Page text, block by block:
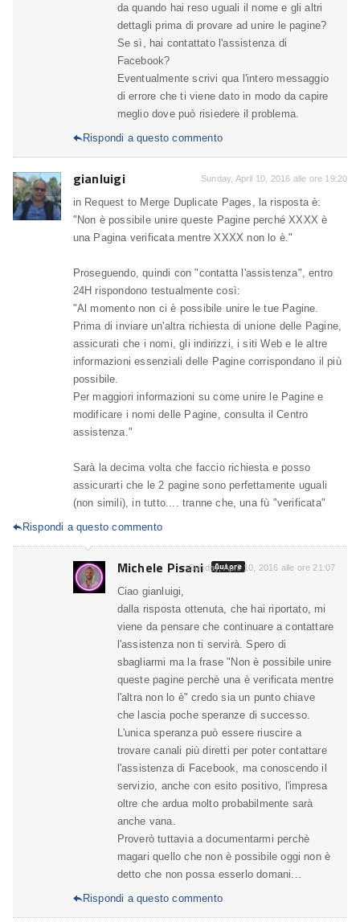
da quando hai reso uguali il nome e gli altri
dettagli prima di provare ad unire le pagine?
Se sì, hai contattato l'assistenza di
Facebook?
Eventualmente scrivi qua l'intero messaggio
di errore che ti viene dato in modo da capire
meglio dove può risiedere il problema.
Rispondi a questo commento
gianluigi Sunday, April 10, 2016 alle ore 19:20
in Request to Merge Duplicate Pages, la risposta è:
"Non è possibile unire queste Pagine perché XXXX è
una Pagina verificata mentre XXXX non lo è."
Proseguendo, quindi con "contatta l'assistenza", entro
24H rispondono testualmente così:
"Al momento non ci è possibile unire le tue Pagine.
Prima di inviare un'altra richiesta di unione delle Pagine,
assicurati che i nomi, gli indirizzi, i siti Web e le altre
informazioni essenziali delle Pagine corrispondano il più
possibile.
Per maggiori informazioni su come unire le Pagine e
modificare i nomi delle Pagine, consulta il Centro
assistenza."
Sarà la decima volta che faccio richiesta e posso
assicurarti che le 2 pagine sono perfettamente uguali
(non simili), in tutto.... tranne che, una fù "verificata"
Rispondi a questo commento
Michele Pisani Autore
Sunday, April 10, 2016 alle ore 21:07
Ciao gianluigi,
dalla risposta ottenuta, che hai riportato, mi
viene da pensare che continuare a contattare
l'assistenza non ti servirà. Spero di
sbagliarmi ma la frase "Non è possibile unire
queste pagine perchè una è verificata mentre
l'altra non lo è" credo sia un punto chiave
che lascia poche speranze di successo.
L'unica speranza può essere riuscire a
trovare canali più diretti per poter contattare
l'assistenza di Facebook, ma conoscendo il
servizio, anche con esito positivo, l'impresa
oltre che ardua molto probabilmente sarà
anche vana.
Proverò tuttavia a documentarmi perchè
magari quello che non è possibile oggi non è
detto che non possa esserlo domani...
Rispondi a questo commento